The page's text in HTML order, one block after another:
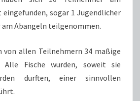
sogar 1 Jugendlicher
am Abangeln teilgenommen.
von allen Teilnehmern 34 maßige
Alle Fische wurden, soweit sie
durften, einer sinnvollen